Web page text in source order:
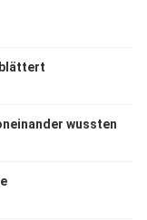
wussten